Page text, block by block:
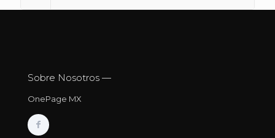
Sobre Nosotros —
OnePage MX